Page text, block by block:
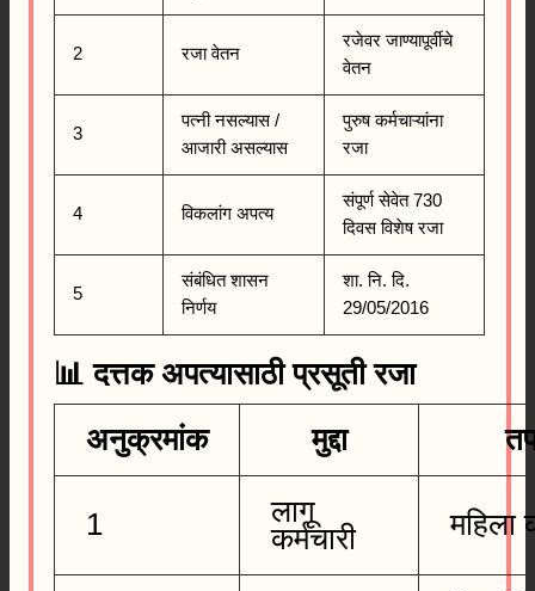
2 रजा वेतन
रजेवर जाण्यापूर्वीचे
वेतन
3
पत्नी नसल्यास /
आजारी असल्यास
पुरुष कर्मचाऱ्यांना
रजा
4 विकलांग अपत्य
संपूर्ण सेवेत 730
दिवस विशेष रजा
5
संबंधित शासन
निर्णय
शा. नि. दि.
29/05/2016
📊 दत्तक अपत्यासाठी प्रसूती रजा
अनुक्रमांक
मुद्दा
1 लागू
कर्मचारी महिला